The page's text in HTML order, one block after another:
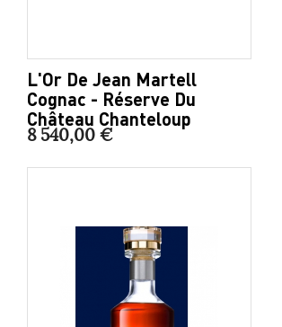
L'Or De Jean Martell
Cognac - Réserve Du
Château Chanteloup
8 540,00 €